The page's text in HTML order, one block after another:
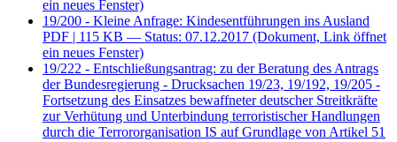
ein neues Fenster)
19/200 - Kleine Anfrage: Kindesentführungen ins Ausland
PDF | 115 KB — Status: 07.12.2017 (Dokument, Link öffnet
ein neues Fenster)
19/222 - Entschließungsantrag: zu der Beratung des Antrags
der Bundesregierung - Drucksachen 19/23, 19/192, 19/205 -
Fortsetzung des Einsatzes bewaffneter deutscher Streitkräfte
zur Verhütung und Unterbindung terroristischer Handlungen
durch die Terrororganisation IS auf Grundlage von Artikel 51